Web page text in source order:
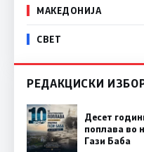
МАКЕДОНИЈА
СВЕТ
РЕДАКЦИСКИ
Десет
поплава во
Гази Баба